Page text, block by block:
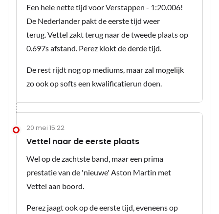
Een hele nette tijd voor Verstappen - 1:20.006!
De Nederlander pakt de eerste tijd weer
terug. Vettel zakt terug naar de tweede plaats op
0.697s afstand. Perez klokt de derde tijd.
De rest rijdt nog op mediums, maar zal mogelijk
zo ook op softs een kwalificatierun doen.
20 mei 15:22
Vettel naar de eerste plaats
Wel op de zachtste band, maar een prima
prestatie van de 'nieuwe' Aston Martin met
Vettel aan boord.
Perez jaagt ook op de eerste tijd, eveneens op